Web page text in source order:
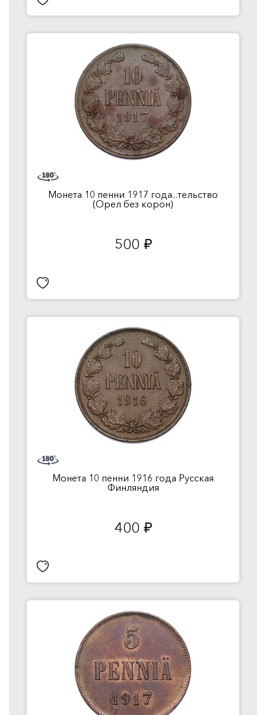
Монета 10 пенни 1917 года...тельство
(Орел без корон)
500 руб.
Монета 10 пенни 1916 года Русская
Финляндия
400 руб.